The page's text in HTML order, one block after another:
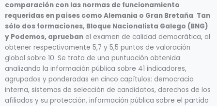
comparación con las normas de funcionamiento
requeridas en países como Alemania o Gran Bretaña. Tan
sólo dos formaciones, Bloque Nacionalista Galego (BNG)
y Podemos, aprueban el examen de calidad democrática, al
obtener respectivamente 5,7 y 5,5 puntos de valoración
global sobre 10. Se trata de una puntuación obtenida
analizando la información pública sobre 41 indicadores,
agrupados y ponderadas en cinco capítulos: democracia
interna, sistemas de selección de candidatos, derechos de los
afiliados y su protección, información pública sobre el partido